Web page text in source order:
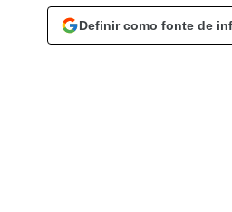
Definir como fonte de